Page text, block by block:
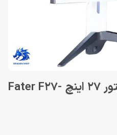
نقاط قوت و ضعف مانیتور 27 اینچ Fater F27-